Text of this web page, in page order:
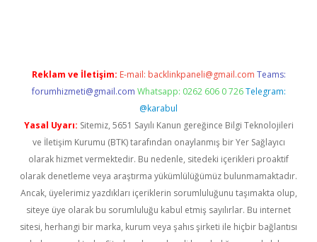
Reklam ve İletişim: E-mail: backlinkpaneli@gmail.com Teams:
forumhizmeti@gmail.com Whatsapp: 0262 606 0 726 Telegram:
@karabul
Yasal Uyarı: Sitemiz, 5651 Sayılı Kanun gereğince Bilgi Teknolojileri
ve İletişim Kurumu (BTK) tarafından onaylanmış bir Yer Sağlayıcı
olarak hizmet vermektedir. Bu nedenle, sitedeki içerikleri proaktif
olarak denetleme veya araştırma yükümlülüğümüz bulunmamaktadır.
Ancak, üyelerimiz yazdıkları içeriklerin sorumluluğunu taşımakta olup,
siteye üye olarak bu sorumluluğu kabul etmiş sayılırlar. Bu internet
sitesi, herhangi bir marka, kurum veya şahıs şirketi ile hiçbir bağlantısı